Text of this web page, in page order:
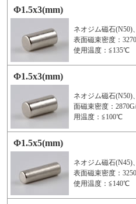
Φ1.5x3(mm)
ネオジム磁石
表面磁束密度：
使用温度：≦135℃
Φ1.5x3(mm)
ネオジム磁石
面磁束密度：
用温度：≦100℃
Φ1.5x5(mm)
ネオジム磁石
表面磁束密度：
使用温度：≦140℃